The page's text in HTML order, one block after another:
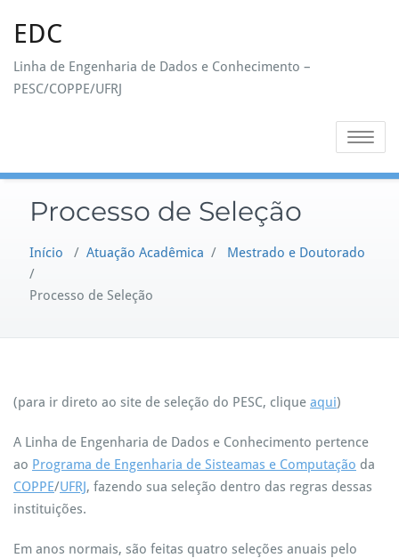
EDC
Linha de Engenharia de Dados e Conhecimento –
PESC/COPPE/UFRJ
Toggle
Processo de Seleção
Início / Atuação Acadêmica / Mestrado e Doutorado
/
Processo de Seleção
(para ir direto ao site de seleção do PESC, clique aqui)
A Linha de Engenharia de Dados e Conhecimento pertence
ao Programa de Engenharia de Sisteamas e Computação da
COPPE/UFRJ, fazendo sua seleção dentro das regras dessas
instituições.
Em anos normais, são feitas quatro seleções anuais pelo